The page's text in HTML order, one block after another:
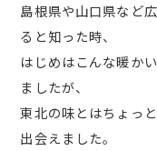
島根県や山口県など
ると知った時、
はじめはこんな暖か
ましたが、
東北の味とはちょっ
出会えました。